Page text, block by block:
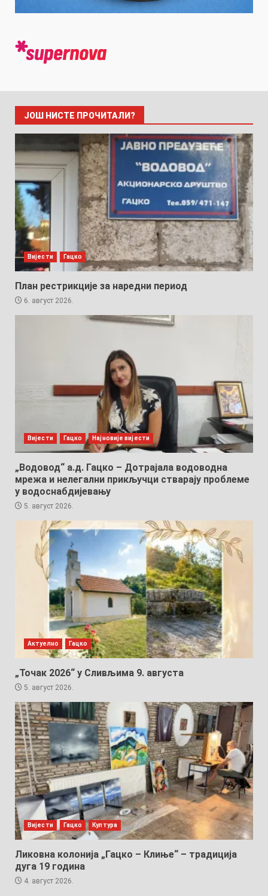
ЈОШ НИСТЕ ПРОЧИТАЛИ?
Вијести Гацко
План рестрикције за наредни период
6. август 2026.
Вијести Гацко Најновије вијести
„Водовод“ а.д. Гацко – Дотрајала водоводна
мрежа и нелегални прикључци стварају проблеме
у водоснабдијевању
5. август 2026.
Актуелно Гацко
„Точак 2026“ у Сливљима 9. августа
5. август 2026.
Вијести Гацко Култура
Ликовна колонија „Гацко – Клиње“ – традиција
дуга 19 година
4. август 2026.